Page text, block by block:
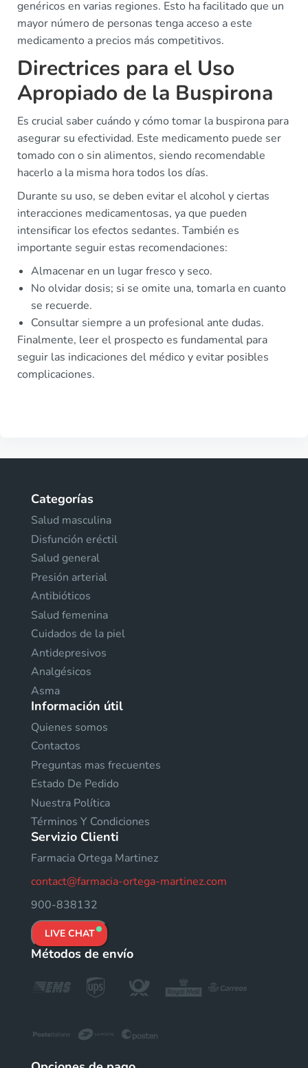
genéricos en varias regiones. Esto ha facilitado que un
mayor número de personas tenga acceso a este
medicamento a precios más competitivos.
Directrices para el Uso
Apropiado de la Buspirona
Es crucial saber cuándo y cómo tomar la buspirona para
asegurar su efectividad. Este medicamento puede ser
tomado con o sin alimentos, siendo recomendable
hacerlo a la misma hora todos los días.
Durante su uso, se deben evitar el alcohol y ciertas
interacciones medicamentosas, ya que pueden
intensificar los efectos sedantes. También es
importante seguir estas recomendaciones:
Almacenar en un lugar fresco y seco.
No olvidar dosis; si se omite una, tomarla en cuanto
se recuerde.
Consultar siempre a un profesional ante dudas.
Finalmente, leer el prospecto es fundamental para
seguir las indicaciones del médico y evitar posibles
complicaciones.
Categorías
Salud masculina
Disfunción eréctil
Salud general
Presión arterial
Antibióticos
Salud femenina
Cuidados de la piel
Antidepresivos
Analgésicos
Asma
Información útil
Quienes somos
Contactos
Preguntas mas frecuentes
Estado De Pedido
Nuestra Política
Términos Y Condiciones
Servizio Clienti
Farmacia Ortega Martinez
contact@farmacia-ortega-martinez.com
900-838132
LIVE CHAT
Métodos de envío